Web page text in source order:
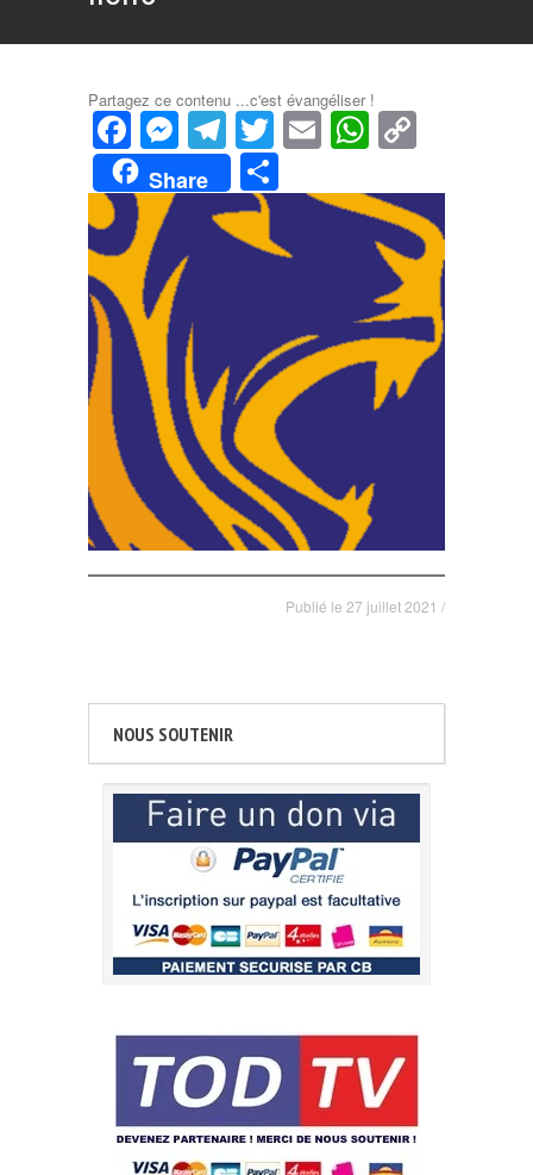
Partagez ce contenu ...c'est évangéliser !
Facebook
Messenger
Telegram
Twitter
Email
Share
Publié le 27 juillet 2021 /
NOUS SOUTENIR